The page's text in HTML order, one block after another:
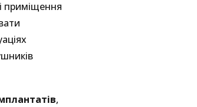
приміщення
,